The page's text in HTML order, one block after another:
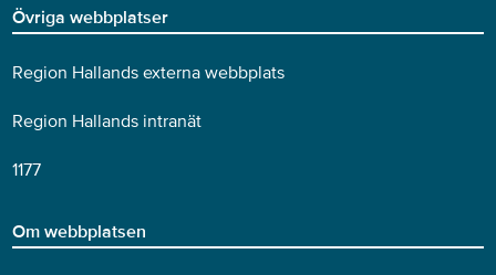
Övriga webbplatser
Region Hallands externa webbplats
Region Hallands intranät
1177
Om webbplatsen